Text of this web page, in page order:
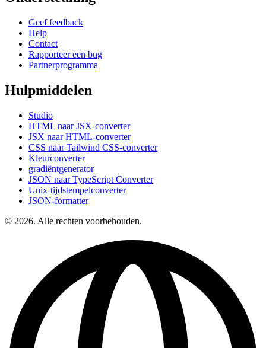
Geef feedback
Help
Contact
Rapporteer een bug
Partnerprogramma
Hulpmiddelen
Studio
HTML naar JSX-converter
JSX naar HTML-converter
CSS naar Tailwind CSS-converter
Kleurconverter
gradiëntgenerator
JSON naar TypeScript Converter
Unix-tijdstempelconverter
JSON-formatter
© 2026. Alle rechten voorbehouden.